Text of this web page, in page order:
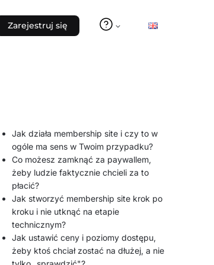
Zarejestruj się
Jak działa membership site i czy to w
ogóle ma sens w Twoim przypadku?
Co możesz zamknąć za paywallem,
żeby ludzie faktycznie chcieli za to
płacić?
Jak stworzyć membership site krok po
kroku i nie utknąć na etapie
technicznym?
Jak ustawić ceny i poziomy dostępu,
żeby ktoś chciał zostać na dłużej, a nie